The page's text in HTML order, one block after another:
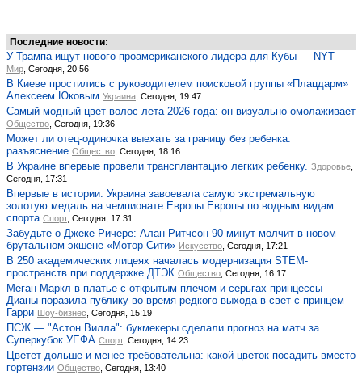
Последние новости:
У Трампа ищут нового проамериканского лидера для Кубы — NYT
Мир , Сегодня, 20:56
В Киеве простились с руководителем поисковой группы «Плацдарм»
Алексеем Юковым Украина , Сегодня, 19:47
Самый модный цвет волос лета 2026 года: он визуально омолаживает
Общество , Сегодня, 19:36
Может ли отец-одиночка выехать за границу без ребенка:
разъяснение Общество , Сегодня, 18:16
В Украине впервые провели трансплантацию легких ребенку. Здоровье
Сегодня, 17:31
Впервые в истории. Украина завоевала самую экстремальную
золотую медаль на чемпионате Европы Европы по водным видам
спорта Спорт, Сегодня, 17:31
Забудьте о Джеке Ричере: Алан Ритчсон 90 минут молчит в новом
брутальном экшене «Мотор Сити» Искусство , Сегодня, 17:21
В 250 академических лицеях началась модернизация STEM-
пространств при поддержке ДТЭК Общество , Сегодня, 16:17
Меган Маркл в платье с открытым плечом и серьгах принцессы
Дианы поразила публику во время редкого выхода в свет с принцем
Гарри Шоу-бизнес , Сегодня, 15:19
ПСЖ — "Астон Вилла": букмекеры сделали прогноз на матч за
Суперкубок УЕФА Спорт, Сегодня, 14:23
Цветет дольше и менее требовательна: какой цветок посадить вместо
гортензии Общество , Сегодня, 13:40